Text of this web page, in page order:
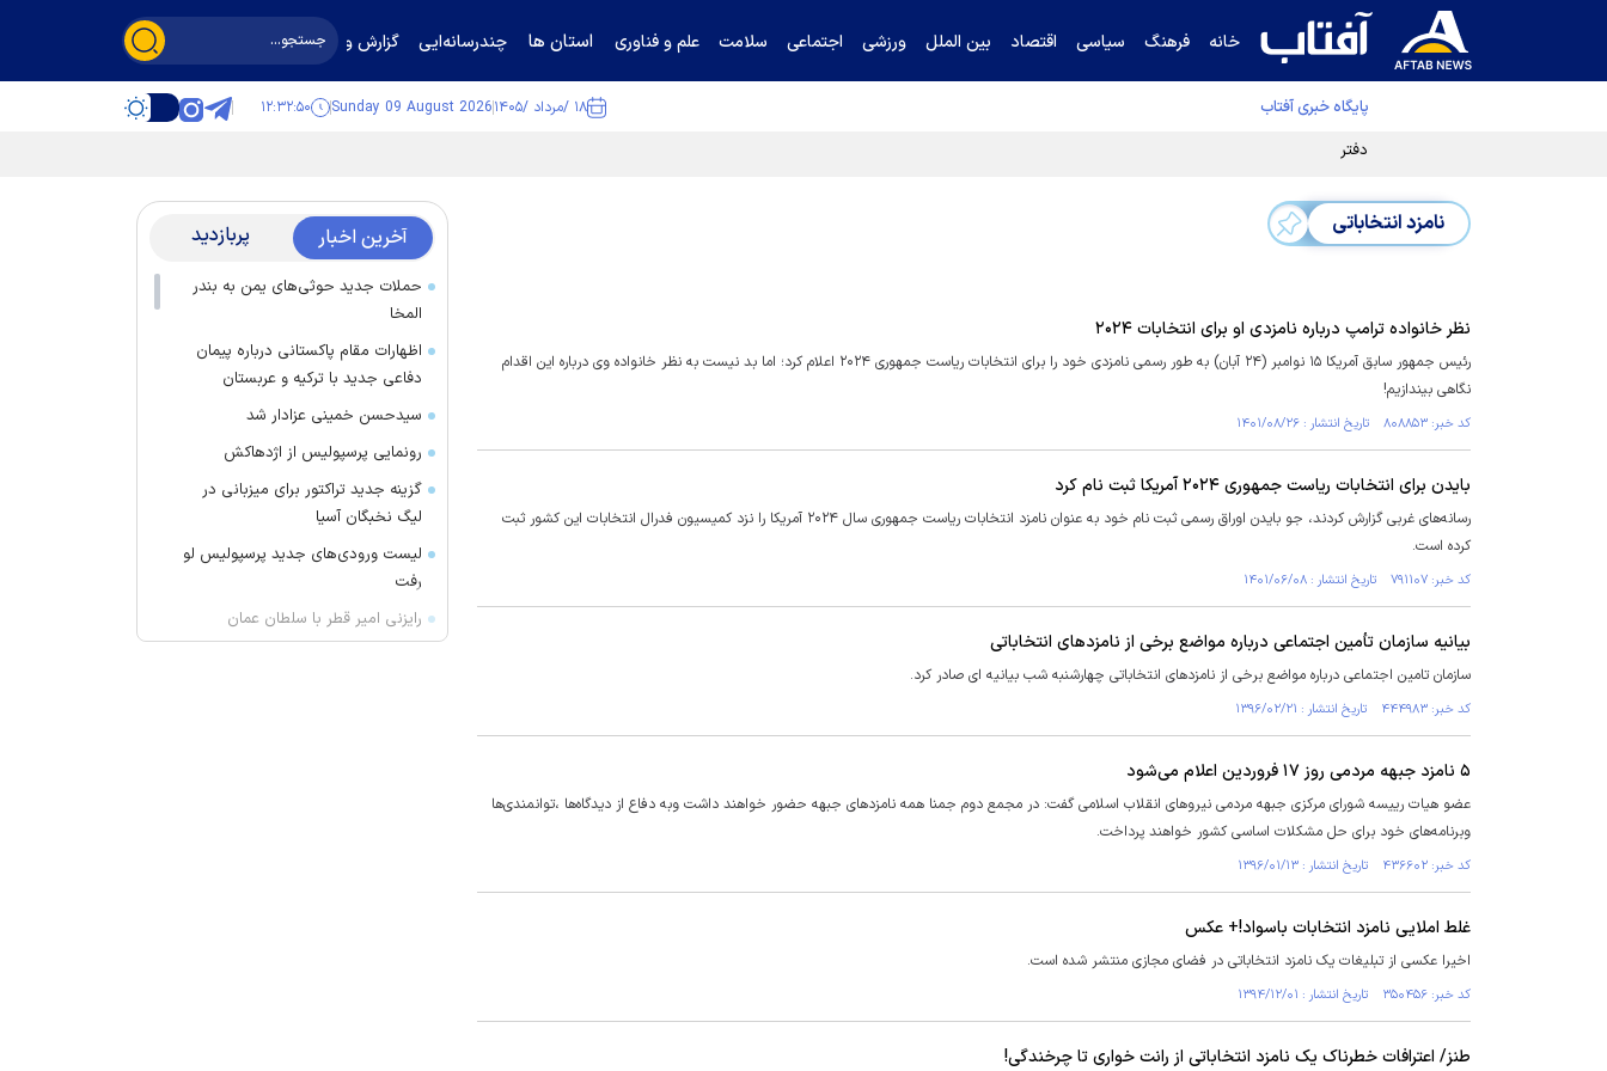
خانه فرهنگ سیاسی اقتصاد بین الملل ورزشی اجتماعی سلامت علم و فناوری استان ها چندرسانه‌ایی گزارش و گفت‌وگو
پایگاه خبری آفتاب ۱۸ /مرداد /۱۴۰۵ Sunday 09 August 2026 ۱۲:۳۲:۵۰
دفتر رهبر انقلاب ادعای خرازی درباره پزشکیان را تکذیب کرد
نامزد انتخاباتی
​نظر خانواده ترامپ درباره نامزدی او برای انتخابات ۲۰۲۴
رئیس جمهور سابق آمریکا ۱۵ نوامبر (۲۴ آبان) به طور رسمی نامزدی خود را برای انتخابات ریاست جمهوری ۲۰۲۴ اعلام کرد؛ اما بد نیست به نظر خانواده وی درباره این اقدام
نگاهی بیندازیم!
کد خبر: ۸۰۸۸۵۳ تاریخ انتشار : ۱۴۰۱/۰۸/۲۶
بایدن برای انتخابات ریاست جمهوری ۲۰۲۴ آمریکا ثبت نام کرد
رسانه‌های غربی گزارش کردند، جو بایدن اوراق رسمی ثبت نام خود به عنوان نامزد انتخابات ریاست جمهوری سال ۲۰۲۴ آمریکا را نزد کمیسیون فدرال انتخابات این کشور ثبت
کرده است.
کد خبر: ۷۹۱۱۰۷ تاریخ انتشار : ۱۴۰۱/۰۶/۰۸
بیانیه سازمان تأمین اجتماعی درباره مواضع برخی از نامزدهای انتخاباتی
سازمان تامین اجتماعی درباره مواضع برخی از نامزدهای انتخاباتی چهارشنبه شب بیانیه ای صادر کرد.
کد خبر: ۴۴۴۹۸۳ تاریخ انتشار : ۱۳۹۶/۰۲/۲۱
۵ نامزد جبهه مردمی روز ۱۷ فروردین اعلام می‌شود
عضو هیات رییسه شورای مرکزی جبهه مردمی نیروهای انقلاب اسلامی گفت: در مجمع دوم جمنا همه نامزدهای جبهه حضور خواهند داشت وبه دفاع از دیدگاه‌ها ،توانمندی‌ها
وبرنامه‌های خود برای حل مشکلات اساسی کشور خواهند پرداخت.
کد خبر: ۴۳۶۶۰۲ تاریخ انتشار : ۱۳۹۶/۰۱/۱۳
غلط املایی نامزد انتخابات باسواد!+ عکس
اخیرا عکسی از تبلیغات یک نامزد انتخاباتی در فضای مجازی منتشر شده است.
کد خبر: ۳۵۰۴۵۶ تاریخ انتشار : ۱۳۹۴/۱۲/۰۱
طنز/ اعترافات خطرناک یک نامزد انتخاباتی از رانت خواری تا چرخندگی!
آخرین اخبار پربازدید
حملات جدید حوثی‌های یمن به بندر
المخا
اظهارات مقام پاکستانی درباره پیمان
دفاعی جدید با ترکیه و عربستان
سیدحسن خمینی عزادار شد
رونمایی پرسپولیس از اژدهاکش
گزینه جدید تراکتور برای میزبانی در
لیگ نخبگان آسیا
لیست ورودی‌های جدید پرسپولیس لو
رفت
رایزنی امیر قطر با سلطان عمان